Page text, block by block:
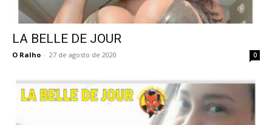
LA BELLE DE JOUR
O Ralho - 27 de agosto de 2020 0